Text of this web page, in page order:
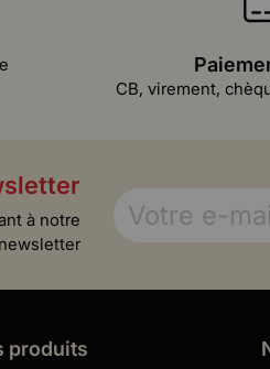
CB, virement,
à notre
newsletter
produits